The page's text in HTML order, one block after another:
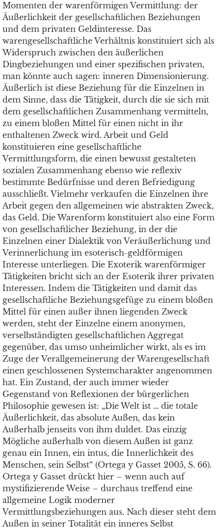
Momenten der warenförmigen Vermittlung: der
Äußerlichkeit der gesellschaftlichen Beziehungen
und dem privaten Geldinteresse. Das
warengesellschaftliche Verhältnis konstituiert sich als
Widerspruch zwischen den äußerlichen
Dingbeziehungen und einer spezifischen privaten,
man könnte auch sagen: inneren Dimensionierung.
Äußerlich ist diese Beziehung für die Einzelnen in
dem Sinne, dass die Tätigkeit, durch die sie sich mit
dem gesellschaftlichen Zusammenhang vermitteln,
zu einem bloßen Mittel für einen nicht in ihr
enthaltenen Zweck wird. Arbeit und Geld
konstituieren eine gesellschaftliche
Vermittlungsform, die einen bewusst gestalteten
sozialen Zusammenhang ebenso wie reflexiv
bestimmte Bedürfnisse und deren Befriedigung
ausschließt. Vielmehr verkaufen die Einzelnen ihre
Arbeit gegen den allgemeinen wie abstrakten Zweck,
das Geld. Die Warenform konstituiert also eine Form
von gesellschaftlicher Beziehung, in der die
Einzelnen einer Dialektik von Veräußerlichung und
Verinnerlichung im esoterisch-geldförmigen
Interesse unterliegen. Die Exoterik warenförmiger
Tätigkeiten bricht sich an der Esoterik ihrer privaten
Interessen. Indem die Tätigkeiten und damit das
gesellschaftliche Beziehungsgefüge zu einem bloßen
Mittel für einen außer ihnen liegenden Zweck
werden, steht der Einzelne einem anonymen,
verselbständigten gesellschaftlichen Aggregat
gegenüber, das umso unheimlicher wirkt, als es im
Zuge der Verallgemeinerung der Warengesellschaft
einen geschlossenen Systemcharakter angenommen
hat. Ein Zustand, der auch immer wieder
Gegenstand von Reflexionen der bürgerlichen
Philosophie gewesen ist: „Die Welt ist … die totale
Äußerlichkeit, das absolute Außen, das kein
Außerhalb jenseits von ihm duldet. Das einzig
Mögliche außerhalb von diesem Außen ist ganz
genau ein Innen, ein intus, die Innerlichkeit des
Menschen, sein Selbst“ (Ortega y Gasset 2005, S. 66).
Ortega y Gasset drückt hier – wenn auch auf
mystifizierende Weise – durchaus treffend eine
allgemeine Logik moderner
Vermittlungsbeziehungen aus. Nach dieser steht dem
Außen in seiner Totalität ein inneres Selbst